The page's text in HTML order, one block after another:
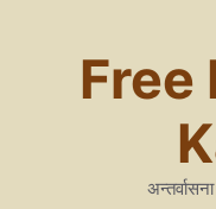
Free